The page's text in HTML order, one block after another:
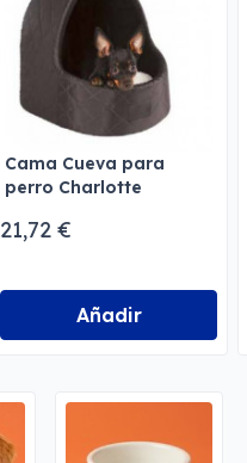
Cama Cueva para
perro Charlotte
21,72 €
Añadir